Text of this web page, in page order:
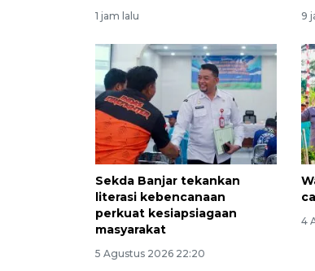
1 jam lalu 9
Sekda Banjar tekankan
literasi kebencanaan
perkuat kesiapsiagaan
masyarakat
5 Agustus 2026 22:20
4